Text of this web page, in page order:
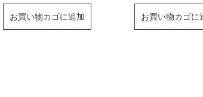
お買い物カゴに追加 お買い物カゴに